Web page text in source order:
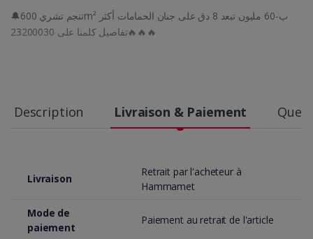
🔔تنجم تشري 600m² ب-60 مليون تبعد 8 دق على جنان الحمامات أكثر
تفاصيل كلمنا على 23200030🔥🔥🔥
Description Livraison & Paiement
Livraison
Retrait par l'acheteur à
Hammamet
Mode de
paiement
Paiement au retrait de l'article